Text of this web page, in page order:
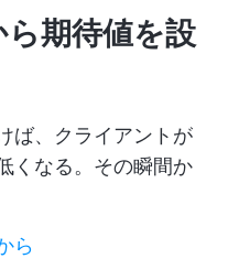
期待値を設
ば、クライアントが
くなる。その瞬間か
ら